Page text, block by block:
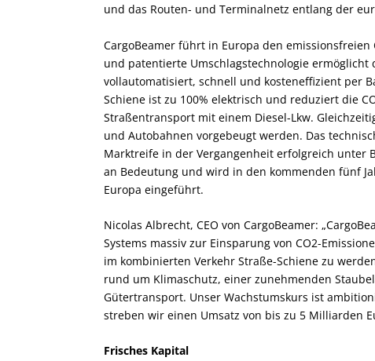
und das Routen- und Terminalnetz entlang der
CargoBeamer führt in Europa den
und patentierte Umschlagstechnologie
vollautomatisiert, schnell und kosteneffizient per
Schiene ist zu 100% elektrisch und reduziert die
Straßentransport mit einem Diesel-Lkw.
und Autobahnen vorgebeugt werden. Das
Marktreife in der Vergangenheit erfolgreich unter
an Bedeutung und wird in den kommenden fünf
Europa eingeführt.
Nicolas Albrecht, CEO von CargoBeamer:
Systems massiv zur Einsparung von CO2-
im kombinierten Verkehr Straße-Schiene zu
rund um Klimaschutz, einer zunehmenden
Gütertransport. Unser Wachstumskurs ist
streben wir einen Umsatz von bis zu 5 Milliarden
Frisches Kapital